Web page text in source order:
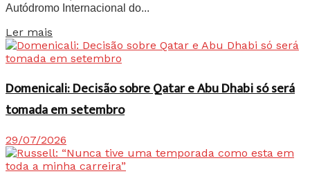
Autódromo Internacional do...
Ler mais
Domenicali: Decisão sobre Qatar e Abu Dhabi só será
tomada em setembro
29/07/2026